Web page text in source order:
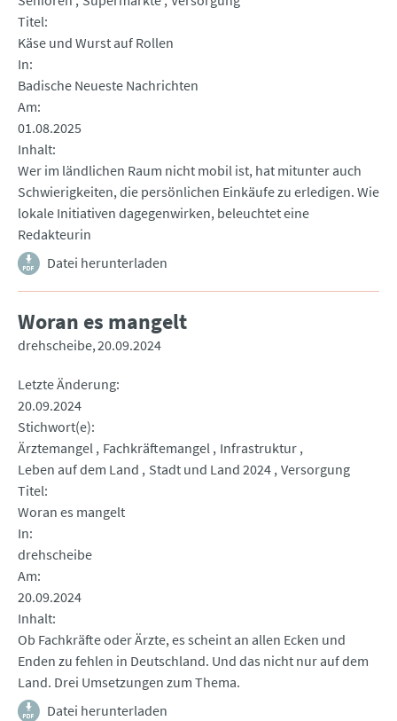
Titel
Käse und Wurst auf Rollen
In
Badische Neueste Nachrichten
Am
01.08.2025
Inhalt
Wer im ländlichen Raum nicht mobil ist, hat mitunter auch
Schwierigkeiten, die persönlichen Einkäufe zu erledigen. Wie
lokale Initiativen dagegenwirken, beleuchtet eine
Redakteurin
Datei herunterladen
Woran es mangelt
drehscheibe 20.09.2024
Letzte Änderung
20.09.2024
Stichwort(e)
Ärztemangel Fachkräftemangel Infrastruktur
Leben auf dem Land
Stadt und Land 2024 Versorgung
Titel
Woran es mangelt
In
drehscheibe
Am
20.09.2024
Inhalt
Ob Fachkräfte oder Ärzte, es scheint an allen Ecken und
Enden zu fehlen in Deutschland. Und das nicht nur auf dem
Land. Drei Umsetzungen zum Thema.
Datei herunterladen